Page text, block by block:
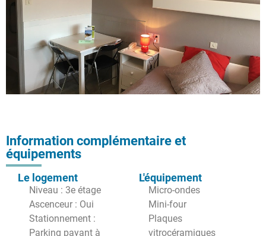
Information complémentaire et
équipements
Le logement
Niveau : 3e étage
Ascenceur : Oui
Stationnement :
Parking payant à
L'équipement
Micro-ondes
Mini-four
Plaques
vitrocéramiques